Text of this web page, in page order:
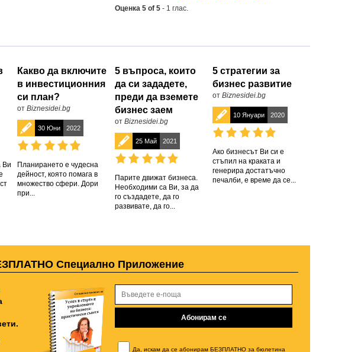
Оценка 5 of 5 - 1 глас.
Ви
Какво да включите
в инвестиционния
си план?
от Biznesidei.bg
30 Юни 2022
Планирането е чудесна
дейност, която помага в
множество сфери. Дори
при...
5 въпроса, които
да си зададете,
преди да вземете
бизнес заем
от Biznesidei.bg
25 Май 2021
Парите движат бизнеса.
Необходими са Ви, за да
го създадете, да го
развивате, да го...
5 стратегии за
бизнес развитие
от Biznesidei.bg
10 Януари 2020
Ако бизнесът Ви си е
стъпил на краката и
генерира достатъчно
печалби, е време да се...
Специално Приложение
Да, искам да се абонирам БЕЗПЛАТНО за бюлетина